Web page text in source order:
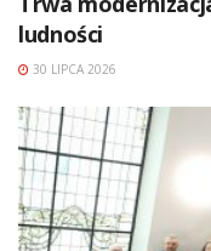
ludności
30 LIPCA 2026